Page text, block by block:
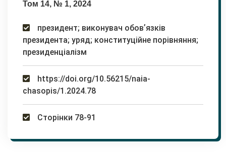
Том 14, № 1, 2024
президент; виконувач обовʼязків
президента; уряд; конституційне порівняння;
президенціалізм
https://doi.org/10.56215/naia-
chasopis/1.2024.78
Сторінки 78-91